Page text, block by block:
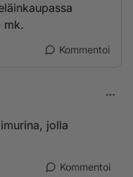
mk.
Kommentoi
jolla
Kommentoi